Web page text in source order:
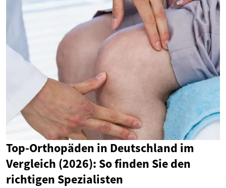
Top-Orthopäden in Deutschland im
Vergleich (2026): So finden Sie den
richtigen Spezialisten